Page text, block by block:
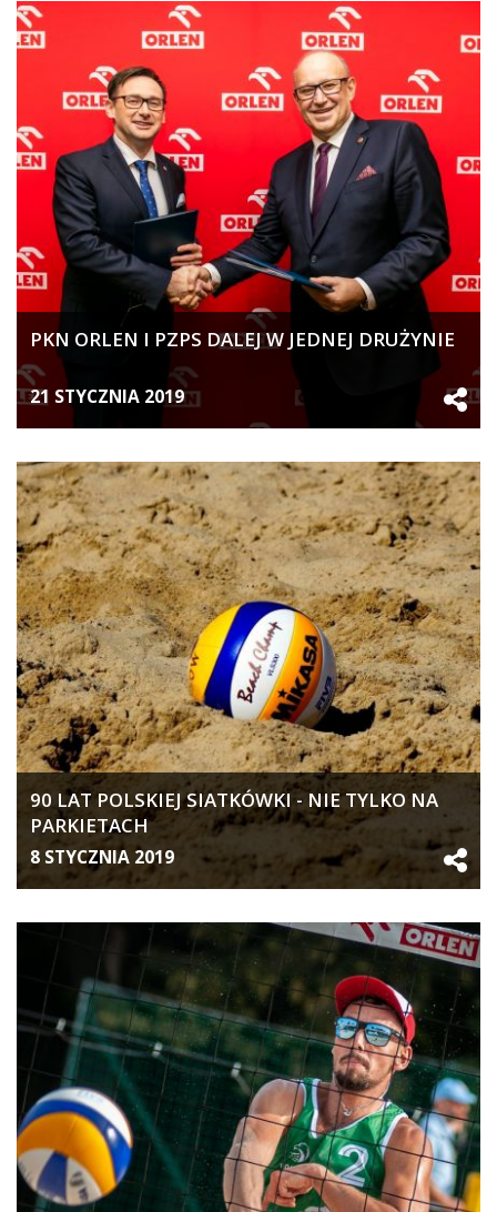
PKN ORLEN I PZPS DALEJ W JEDNEJ DRUŻYNIE
21 STYCZNIA 2019
90 LAT POLSKIEJ SIATKÓWKI - NIE TYLKO NA
PARKIETACH
8 STYCZNIA 2019